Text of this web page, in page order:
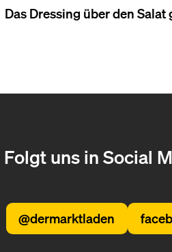
Das Dressing über den
Folgt uns in Social
@dermarktladen